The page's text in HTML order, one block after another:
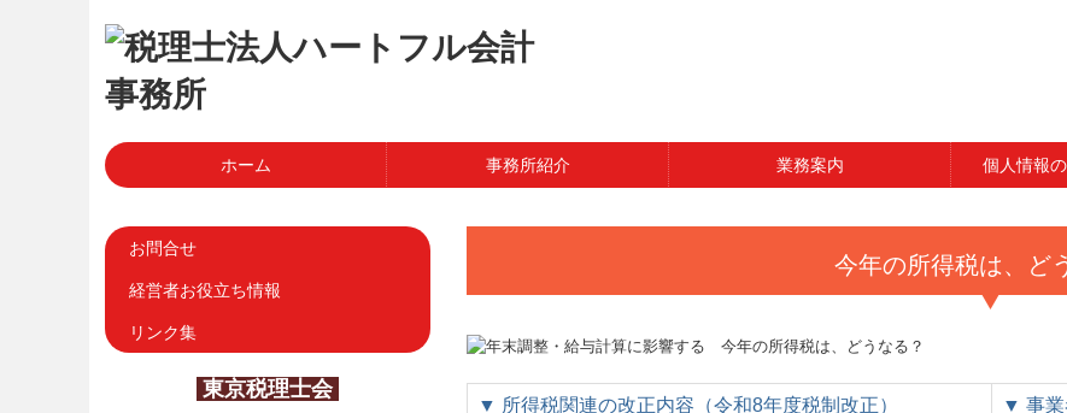
ホーム 事務所紹介 業務案内 個人情報
お問合せ
経営者お役立ち情報
リンク集
東京税理士会
今年の所得税は、ど
▼ 所得税関連の改正内容（令和8年度税制改正） ▼ 事